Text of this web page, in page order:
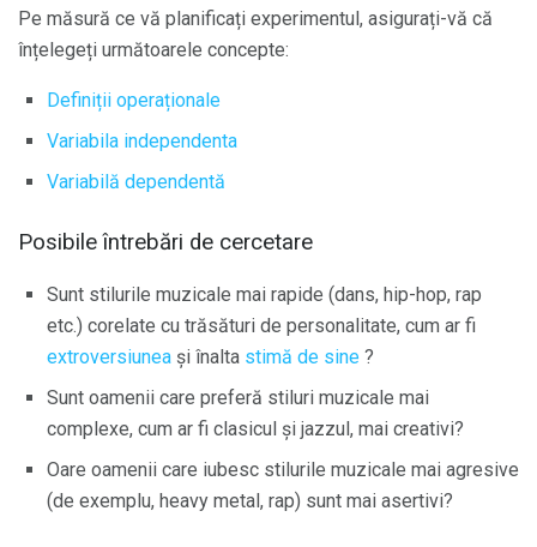
Pe măsură ce vă planificați experimentul, asigurați-vă că
înțelegeți următoarele concepte:
Definiții operaționale
Variabila independenta
Variabilă dependentă
Posibile întrebări de cercetare
Sunt stilurile muzicale mai rapide (dans, hip-hop, rap
etc.) corelate cu trăsături de personalitate, cum ar fi
extroversiunea și înalta stimă de sine ?
Sunt oamenii care preferă stiluri muzicale mai
complexe, cum ar fi clasicul și jazzul, mai creativi?
Oare oamenii care iubesc stilurile muzicale mai agresive
(de exemplu, heavy metal, rap) sunt mai asertivi?